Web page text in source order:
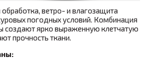
ветро- и влагозащита
погодных условий. Комбинация
создают ярко выраженную клетчатую
прочность ткани.